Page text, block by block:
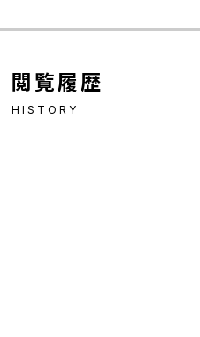
閲覧履歴
HISTORY